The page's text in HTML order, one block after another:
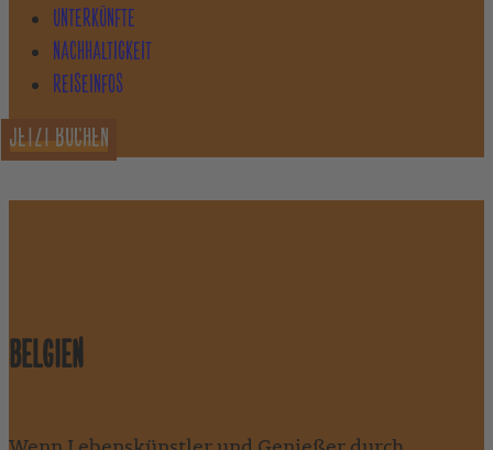
UNTERKÜNFTE
NACHHALTIGKEIT
REISEINFOS
JETZT BUCHEN
BELGIEN